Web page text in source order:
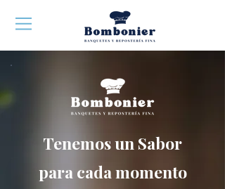
Tenemos un Sabor
para cada momento